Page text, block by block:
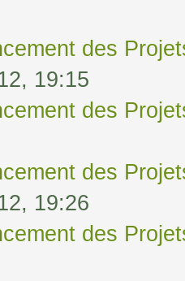
des
19:15
des
des
19:26
des